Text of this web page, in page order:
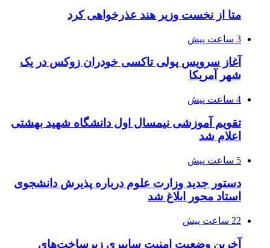
متا از نخست وزیر هند عذرخواهی کرد
3 ساعت پیش
آغاز سرویس پولی تاکسی خودران زوکس در یک
شهر آمریکا
4 ساعت پیش
تقویم آموزشی نیمسال اول دانشگاه شهید بهشتی
اعلام شد
5 ساعت پیش
دستور جدید وزارت علوم درباره پذیرش دانشجوی
استاد محور ابلاغ شد
22 ساعت پیش
آخرین وضعیت امنیت سایبری زیرساخت‌های